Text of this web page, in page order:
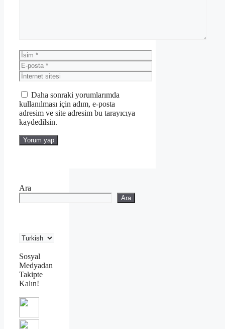
İsim
E-
posta
İnternet
sitesi
Daha sonraki yorumlarımda
kullanılması için adım, e-posta
adresim ve site adresim bu tarayıcıya
kaydedilsin.
Ara
Ara
Sosyal
Medyadan
Takipte
Kalın!